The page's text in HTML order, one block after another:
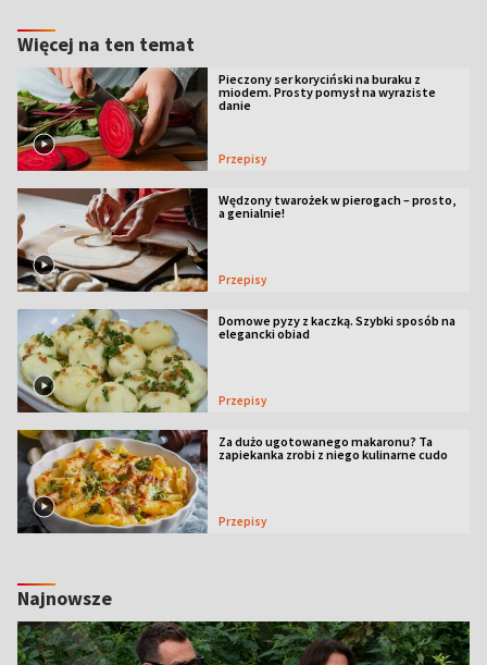
Więcej na ten temat
Pieczony ser koryciński na buraku z
miodem. Prosty pomysł na wyraziste
danie
Przepisy
Wędzony twarożek w pierogach – prosto,
a genialnie!
Przepisy
Domowe pyzy z kaczką. Szybki sposób na
elegancki obiad
Przepisy
Za dużo ugotowanego makaronu? Ta
zapiekanka zrobi z niego kulinarne cudo
Przepisy
Najnowsze